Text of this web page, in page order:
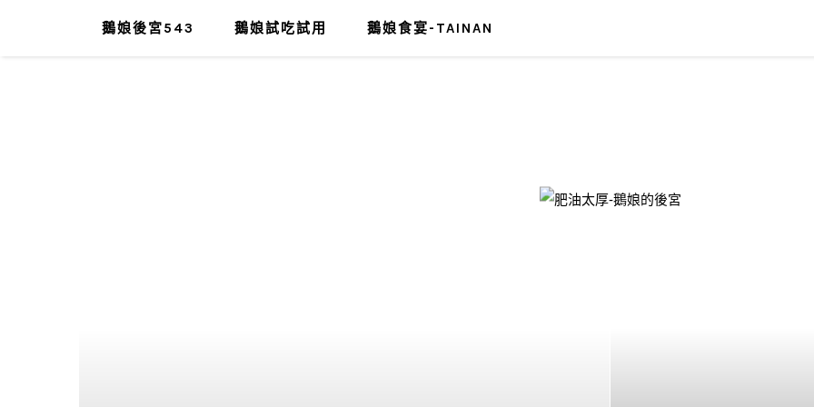
鵝娘後宮543 鵝娘試吃試用 鵝娘食宴-TAINAN
肥油太厚-鵝娘的後宮